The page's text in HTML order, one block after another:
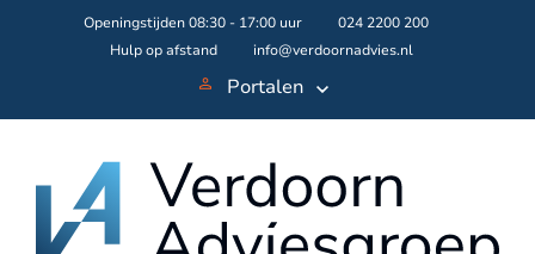
Openingstijden 08:30 - 17:00 uur
024 2200 200
Hulp op afstand
info@verdoornadvies.nl
Portalen